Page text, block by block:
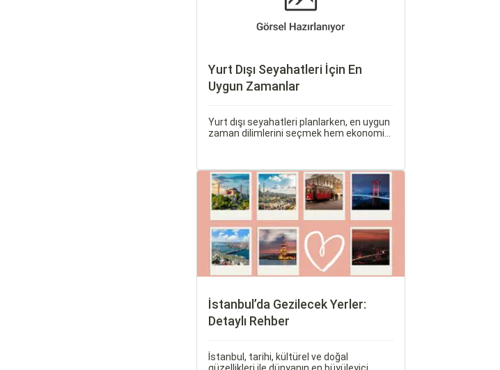
Yurt Dışı Seyahatleri İçin En
Uygun Zamanlar
Yurt dışı seyahatleri planlarken, en uygun
zaman dilimlerini seçmek hem ekonomik
günlerini ve Sorgulamax.
İstanbul’da Gezilecek Yerler:
Detaylı Rehber
İstanbul, tarihi, kültürel ve doğal